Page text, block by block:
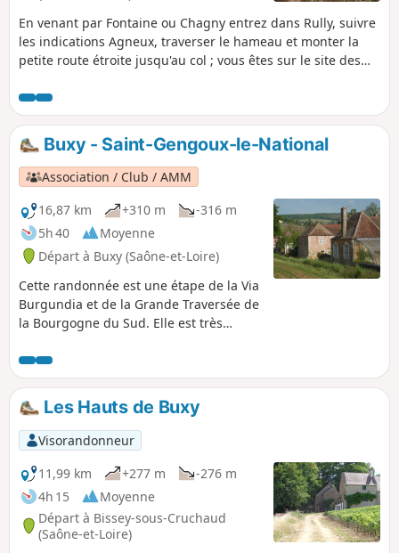
En venant par Fontaine ou Chagny entrez dans Rully, suivre
les indications Agneux, traverser le hameau et monter la
petite route étroite jusqu'au col ; vous êtes sur le site des
le départ de la randonnée.
Buxy - Saint-Gengoux-le-National
Association / Club / AMM
16,87 km
+310 m
-316 m
5h 40
Moyenne
Départ à Buxy (Saône-et-Loire)
Cette randonnée est une étape de la Via
Burgundia et de la Grande Traversée de
la Bourgogne du Sud. Elle est très
en retrait des vignes ou bien en leur
sein. Le patrimoine à découvrir est
important que ce soit à Buxy ou à Saint-
Gengoux-le-National, mais aussi
châteaux ou belles maisons que l'on
trouve un peu partout tout au long de la
journée.
Les Hauts de Buxy
Visorandonneur
11,99 km
+277 m
-276 m
4h 15
Moyenne
Départ à Bissey-sous-Cruchaud
(Saône-et-Loire)